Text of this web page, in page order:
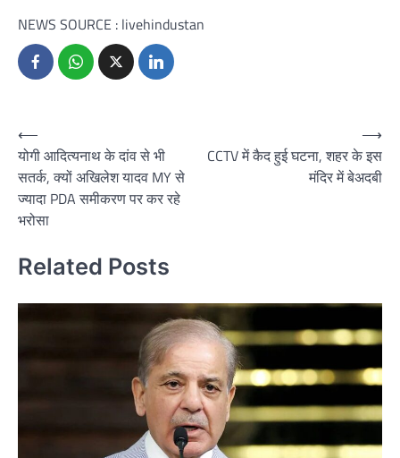
NEWS SOURCE : livehindustan
Post
navigation
⟵
योगी आदित्यनाथ के दांव से भी
सतर्क, क्यों अखिलेश यादव MY से
ज्यादा PDA समीकरण पर कर रहे
भरोसा
CCTV में कैद हुई घटना, शहर के इस
मंदिर में बेअदबी
⟶
Related Posts